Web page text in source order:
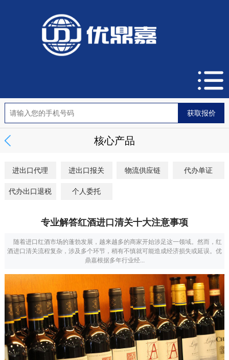
核心产品
进出口代理 进出口报关 物流供应链 代办单证
代办出口退税 个人委托
专业解答红酒进口清关十大注意事项
随着进口红酒市场的蓬勃发展，越来越多的商家开始涉足这一领域。然而，红
酒进口清关流程复杂，涉及多个环节，稍有不慎就可能造成经济损失或延误。优
鼎嘉根据多年行业经...